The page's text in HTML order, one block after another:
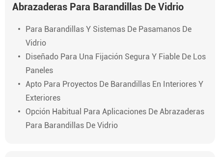
Abrazaderas Para Barandillas De Vidrio
Para Barandillas Y Sistemas De Pasamanos De
Vidrio
Diseñado Para Una Fijación Segura Y Fiable De Los
Paneles
Apto Para Proyectos De Barandillas En Interiores Y
Exteriores
Opción Habitual Para Aplicaciones De Abrazaderas
Para Barandillas De Vidrio